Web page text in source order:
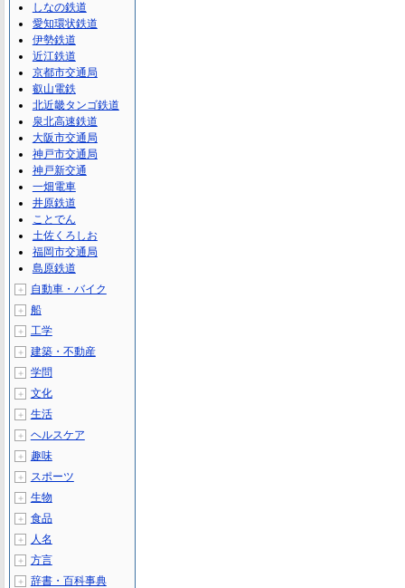
しなの鉄道
愛知環状鉄道
伊勢鉄道
近江鉄道
京都市交通局
叡山電鉄
北近畿タンゴ鉄道
泉北高速鉄道
大阪市交通局
神戸市交通局
神戸新交通
一畑電車
井原鉄道
ことでん
土佐くろしお
福岡市交通局
島原鉄道
＋ 自動車・バイク
＋ 船
＋ 工学
＋ 建築・不動産
＋ 学問
＋ 文化
＋ 生活
＋ ヘルスケア
＋ 趣味
＋ スポーツ
＋ 生物
＋ 食品
＋ 人名
＋ 方言
＋ 辞書・百科事典